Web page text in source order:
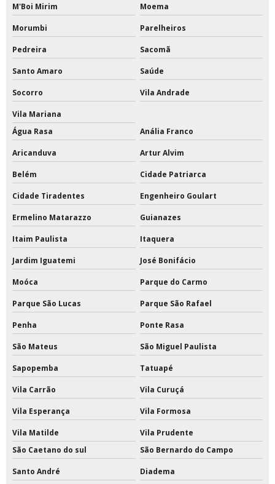
Tinta epóxi área externa
Tinta epóxi base solvente
Tinta epóxi base solvente preço
Tinta epóxi branca
Tinta epóxi com catalisador
Tinta epóxi com catalisador preço
Tinta epóxi ferro
Tinta epóxi fosca
Tinta epóxi industrial para metal
Tinta epóxi industrial para piso
Tinta epóxi para escada de concreto
Tinta epóxi para estrutura metálica
Tinta epóxi para parede
Tinta epóxi para parede externa
Tinta epóxi para piso externo
M'Boi Mirim Moema
Morumbi Parelheiros
Pedreira Sacomã
Santo Amaro Saúde
Socorro Vila Andrade
Vila Mariana
Água Rasa
Anália Franco
Aricanduva Artur Alvim
Belém Cidade Patriarca
Cidade Tiradentes Engenheiro Goulart
Ermelino Matarazzo Guianazes
Itaim Paulista Itaquera
Jardim Iguatemi José Bonifácio
Moóca Parque do Carmo
Parque São Lucas Parque São Rafael
Penha Ponte Rasa
São Mateus São Miguel Paulista
Sapopemba Tatuapé
Vila Carrão Vila Curuçá
Vila Esperança Vila Formosa
Vila Matilde
Vila Prudente
São Caetano do sul
São Bernardo do Campo
Santo André Diadema